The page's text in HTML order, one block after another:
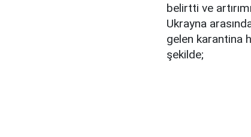
belirtti ve
Ukrayna
gelen karantina
şekilde;